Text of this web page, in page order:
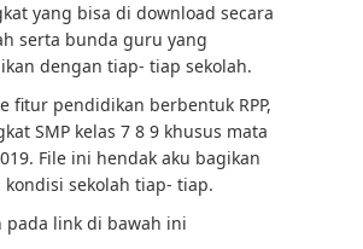
yang bisa di download secara
serta bunda guru yang
dengan tiap- tiap sekolah.
fitur pendidikan berbentuk RPP,
SMP kelas 7 8 9 khusus mata
File ini hendak aku bagikan
sekolah tiap- tiap.
pada link di bawah ini